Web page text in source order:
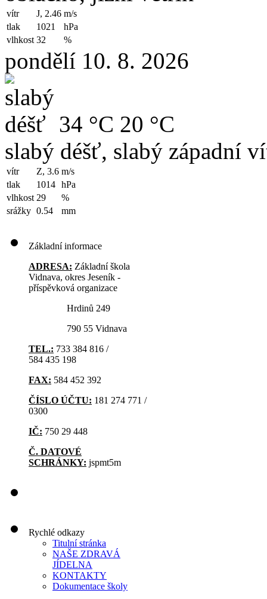
vítr J, 2.46 m/s
tlak
1021
hPa
vlhkost 32 %
pondělí 10. 8. 2026
34 °C 20 °C
slabý déšť, slabý západní
vítr Z, 3.6 m/s
tlak
1014 hPa
vlhkost 29
%
srážky 0.54 mm
Základní informace
ADRESA: Základní škola
Vidnava, okres Jeseník -
příspěvková organizace
Hrdinů 249
790 55 Vidnava
TEL.: 733 384 816 /
584 435 198
FAX: 584 452 392
ČÍSLO ÚČTU: 181 274 771 /
0300
IČ: 750 29 448
Č. DATOVÉ
SCHRÁNKY: jspmt5m
Rychlé odkazy
Titulní stránka
NAŠE ZDRAVÁ
JÍDELNA
KONTAKTY
Dokumentace školy